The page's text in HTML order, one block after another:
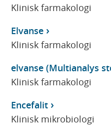
Klinisk farmakologi
Elvanse
Klinisk farmakologi
elvanse (Multianalys
Klinisk farmakologi
Encefalit
Klinisk mikrobiologi